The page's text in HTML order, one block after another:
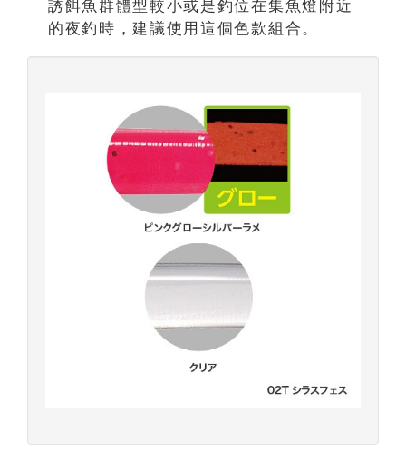
誘餌魚群體型較小或是釣位在集魚燈附近
的夜釣時，建議使用這個色款組合。